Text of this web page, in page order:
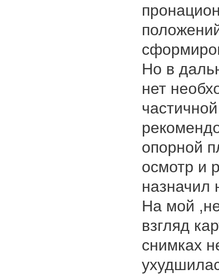
Но в
нет
опорной
осмотр и
назначил
На мой
взгляд
снимках